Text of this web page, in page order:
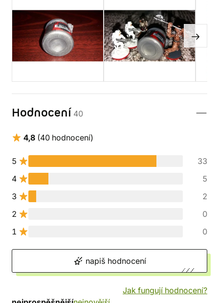
Hodnocení 40
4,8 (40 hodnocení)
5
33
4
5
3
2
2
0
1
0
napiš hodnocení
Jak fungují hodnocení?